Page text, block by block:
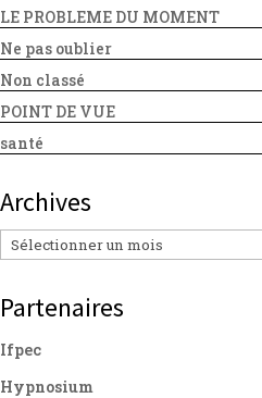
LE PROBLEME DU MOMENT
Ne pas oublier
Non classé
POINT DE VUE
santé
Archives
Archives
Partenaires
Ifpec
Hypnosium